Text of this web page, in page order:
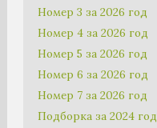
Номер 3 за 2026 год
Номер 4 за 2026 год
Номер 5 за 2026 год
Номер 6 за 2026 год
Номер 7 за 2026 год
Подборка за 2024 год